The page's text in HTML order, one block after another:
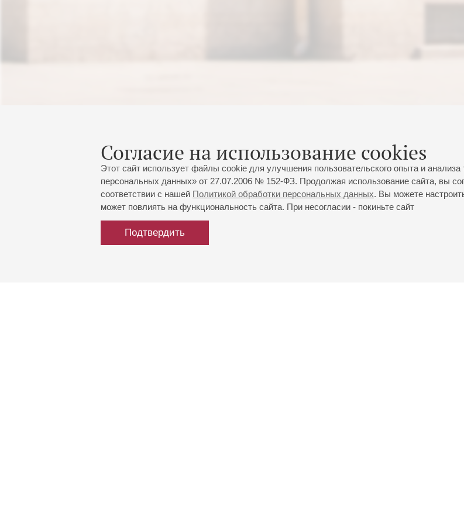
Согласие на использование cookies
Этот сайт использует файлы cookie для улучшения пользовательского опыта и
персональных данных» от 27.07.2006 № 152-ФЗ. Продолжая использование сайта, вы
соответствии с нашей Политикой обработки персональных данных. Вы можете
может повлиять на функциональность сайта. При несогласии - покиньте сайт
Подтвердить